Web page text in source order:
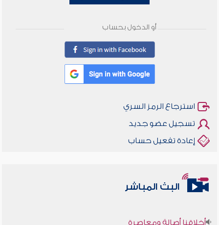
أو الدخول بحساب
استرجاع الرمز السري
تسجيل عضو جديد
إعادة تفعيل حساب
البث المباشر
أخلاقنا أصالة ومعاصرة